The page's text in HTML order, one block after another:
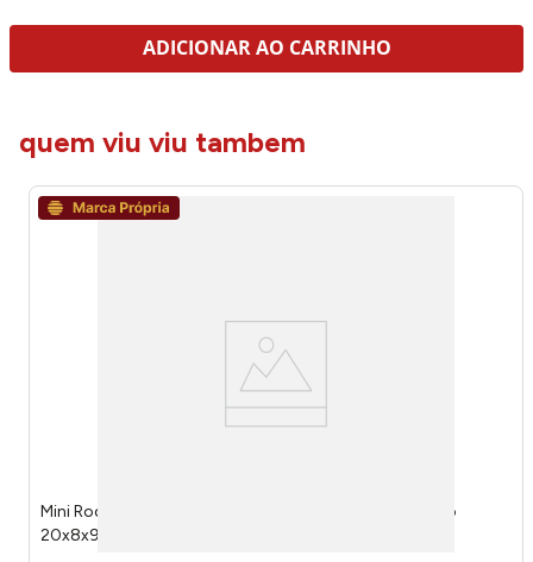
ADICIONAR AO CARRINHO
quem viu viu tambem
Mini Rodo Limpa Vidro 2 Em 1 Moderna Ferro E Plástico
20x8x97cm LM3995MO - honeyhome